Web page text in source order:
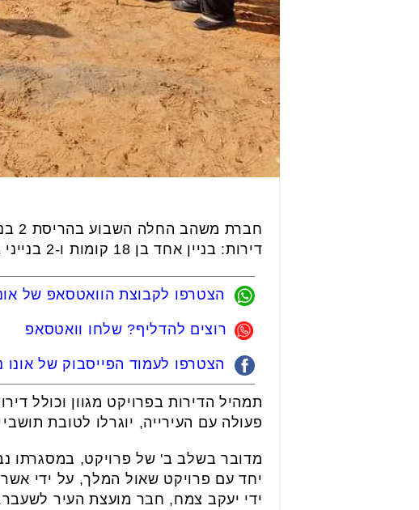
דירות: בניין אחד בן 18 קומות ו-2 בנייני בוטיק בני 5 קומות. בבנייני הבוטיק, יבנו בכל קומה שתי דירות בלבד.
הצטרפו לקבוצת הוואטסאפ של
רוצים להדליף? שלחו וואטסאפ
הצטרפו לעמוד הפייסבוק של אונו
פעולה עם העירייה, יוגרלו לטובת
יחד עם פרויקט שאול המלך, על ידי
ידי יעקב צמח, חבר מועצת העיר